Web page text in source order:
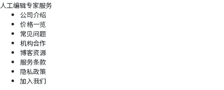
人工编辑专家服务
公司介绍
价格一览
常见问题
机构合作
博客资源
服务条款
隐私政策
加入我们